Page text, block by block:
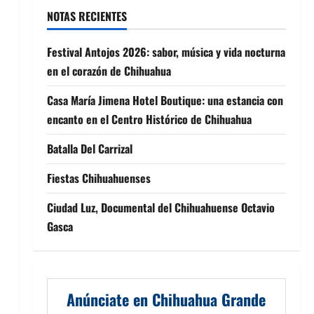
NOTAS RECIENTES
Festival Antojos 2026: sabor, música y vida nocturna
en el corazón de Chihuahua
Casa María Jimena Hotel Boutique: una estancia con
encanto en el Centro Histórico de Chihuahua
Batalla Del Carrizal
Fiestas Chihuahuenses
Ciudad Luz, Documental del Chihuahuense Octavio
Gasca
Anúnciate en Chihuahua Grande